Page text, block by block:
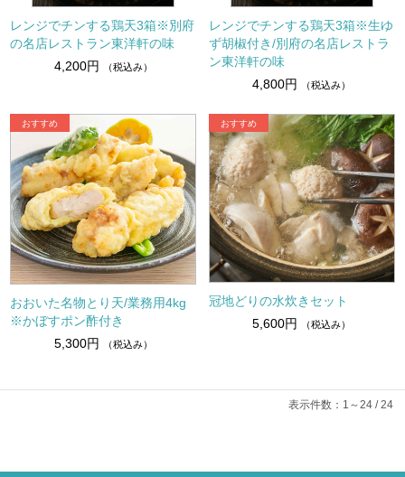
レンジでチンする鶏天3箱※別府
の名店レストラン東洋軒の味
4,200円
（税込み）
レンジでチンする鶏天3箱※生ゆ
ず胡椒付き/別府の名店レストラ
ン東洋軒の味
4,800円
（税込み）
おおいた名物とり天/業務用4kg
※かぼすポン酢付き
5,300円
（税込み）
冠地どりの水炊きセット
5,600円
（税込み）
表示件数：1～24 / 24